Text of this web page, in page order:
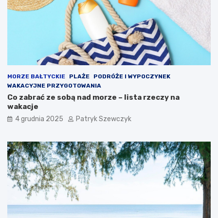
MORZE BAŁTYCKIE PLAŻE
PODRÓŻE I WYPOCZYNEK
WAKACYJNE PRZYGOTOWANIA
Co zabrać ze sobą nad morze – lista rzeczy na
wakacje
4 grudnia 2025 Patryk Szewczyk